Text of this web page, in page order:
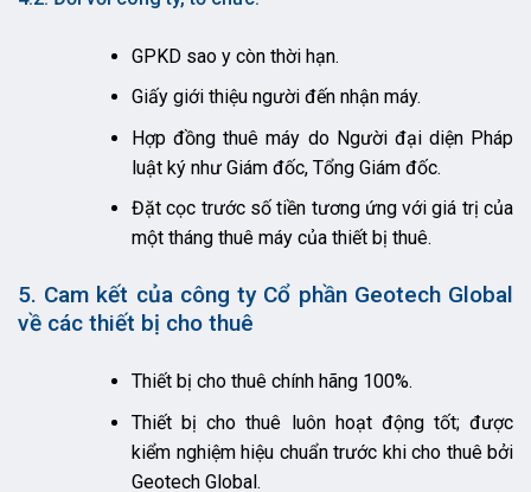
GPKD sao y còn thời hạn.
Giấy giới thiệu người đến nhận máy.
Hợp đồng thuê máy do Người đại diện Pháp
luật ký như Giám đốc, Tổng Giám đốc.
Đặt cọc trước số tiền tương ứng với giá trị của
một tháng thuê máy của thiết bị thuê.
5. Cam kết của công ty Cổ phần Geotech Global
về các thiết bị cho thuê
Thiết bị cho thuê chính hãng 100%.
Thiết bị cho thuê luôn hoạt động tốt; được
kiểm nghiệm hiệu chuẩn trước khi cho thuê bởi
Geotech Global.